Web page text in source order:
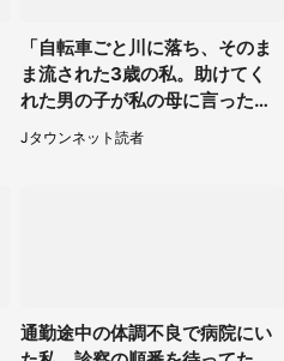
「自転車ごと川に落ち、そのま
ま流された3歳の私。助けてく
れた男の子が私の母に言ったの
は...」（千葉県・20代女性）
Jタウンネット読者
通勤途中の体調不良で病院にい